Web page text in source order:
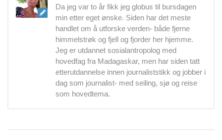
Da jeg var to år fikk jeg globus til bursdagen
min etter eget ønske. Siden har det meste
handlet om å utforske verden- både fjerne
himmelstrøk og fjell og fjorder her hjemme.
Jeg er utdannet sosialantropolog med
hovedfag fra Madagaskar, men har siden tatt
etterutdannelse innen journaliststikk og jobber i
dag som journalist- med seiling, sjø og reise
som hovedtema.